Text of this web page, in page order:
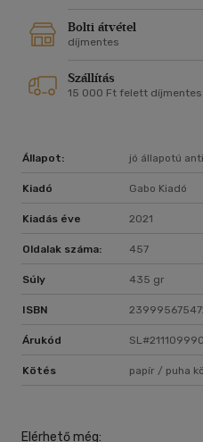
Bolti átvétel
díjmentes
Szállítás
15 000 Ft felett díjmentes
Állapot: jó állapotú
Kiadó Gabo Kiadó
Kiadás éve 2021
Oldalak száma: 457
Súly 435 gr
ISBN
Árukód
Kötés papír / puha
Elérhető még: